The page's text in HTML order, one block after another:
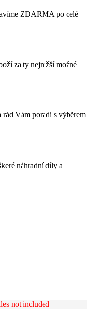
ZDARMA po celé
za ty nejnižší možné
Vám poradí s výběrem
náhradní díly a
not included